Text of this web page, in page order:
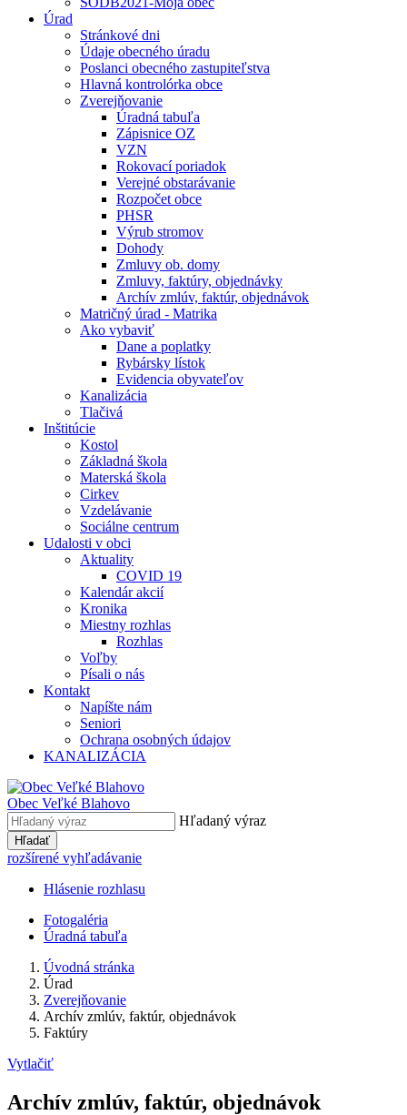
Úrad
Stránkové dni
Údaje obecného úradu
Poslanci obecného zastupiteľstva
Hlavná kontrolórka obce
Zverejňovanie
Úradná tabuľa
Zápisnice OZ
VZN
Rokovací poriadok
Verejné obstarávanie
Rozpočet obce
PHSR
Výrub stromov
Dohody
Zmluvy ob. domy
Zmluvy, faktúry, objednávky
Archív zmlúv, faktúr, objednávok
Matričný úrad - Matrika
Ako vybaviť
Dane a poplatky
Rybársky lístok
Evidencia obyvateľov
Kanalizácia
Tlačivá
Inštitúcie
Kostol
Základná škola
Materská škola
Cirkev
Vzdelávanie
Sociálne centrum
Udalosti v obci
Aktuality
COVID 19
Kalendár akcií
Kronika
Miestny rozhlas
Rozhlas
Voľby
Písali o nás
Kontakt
Napíšte nám
Seniori
Ochrana osobných údajov
KANALIZÁCIA
Obec Veľké Blahovo
Hľadaný výraz
Hľadať
rozšírené vyhľadávanie
Hlásenie rozhlasu
Fotogaléria
Úradná tabuľa
Úvodná stránka
Úrad
Zverejňovanie
Archív zmlúv, faktúr, objednávok
Faktúry
Vytlačiť
Archív zmlúv, faktúr, objednávok